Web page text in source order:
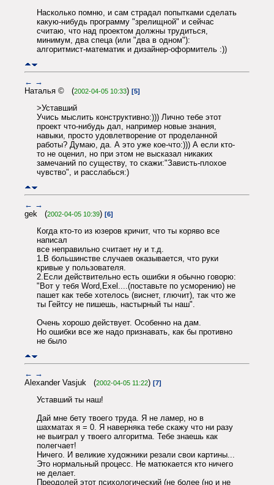
Насколько помню, и сам страдал попытками сделать
какую-нибудь программу "зрелищной" и сейчас
считаю, что над проектом должны трудиться,
минимум, два спеца (или "два в одном"):
алгоритмист-математик и дизайнер-оформитель :))
← →
Наталья © (2002-04-05 10:33) [5]
>Уставший
Учись мыслить конструктивно:))) Лично тебе этот
проект что-нибудь дал, например новые знания,
навыки, просто удовлетворение от проделанной
работы? Думаю, да. А это уже кое-что:))) А если кто-
то не оценил, но при этом не высказал никаких
замечаний по существу, то скажи:"Зависть-плохое
чувство", и расслабься:)
← →
gek (2002-04-05 10:39) [6]
Когда кто-то из юзеров кричит, что ты коряво все
написал
все неправильно считает ну и т.д.
1.В большинстве случаев оказывается, что руки
кривые у пользователя.
2.Если действительно есть ошибки я обычно говорю:
"Вот у тебя Word,Exel....(поставьте по усморению) не
пашет как тебе хотелось (виснет, глючит), так что же
ты Гейтсу не пишешь, настырный ты наш".
Очень хорошо действует. Особенно на дам.
Но ошибки все же надо признавать, как бы противно
не было
← →
Alexander Vasjuk (2002-04-05 11:22) [7]
Уставший ты наш!
Дай мне бету твоего труда. Я не ламер, но в
шахматах я = 0. Я наверняка тебе скажу что ни разу
не выиграл у твоего алгоритма. Тебе знаешь как
полегчает!
Ничего. И великие художники резали свои картины...
Это нормальный процесс. Не матюкается кто ничего
не делает.
Преодолей этот психологический (не более (но и не